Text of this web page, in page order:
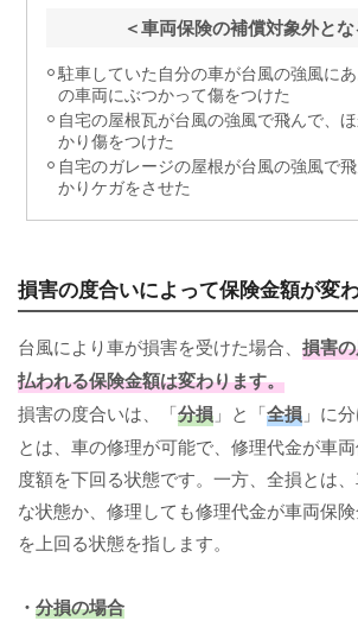
＜車両保険の補償対象外とな
駐車していた自分の車が台風の強風に
の車両にぶつかって傷をつけた
自宅の屋根瓦が台風の強風で飛んで、
かり傷をつけた
自宅のガレージの屋根が台風の強風で
かりケガをさせた
損害の度合いによって保険金額が変
台風により車が損害を受けた場合、 損害
払われる保険金額は変わります。
損害の度合いは、「分損 」と「全損 」に
とは、車の修理が可能で、修理代金が車
度額を下回る状態です。一方、全損とは
な状態か、修理しても修理代金が車両保
を上回る状態を指します。
・ 分損の場合